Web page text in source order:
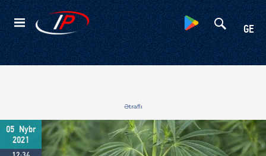
GE
Kateqoriyalar
Ətraflı
05
Nybr
2021